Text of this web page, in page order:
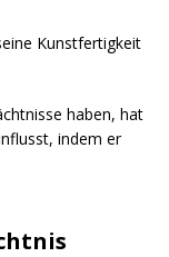
Kunstfertigkeit
haben, hat
indem er